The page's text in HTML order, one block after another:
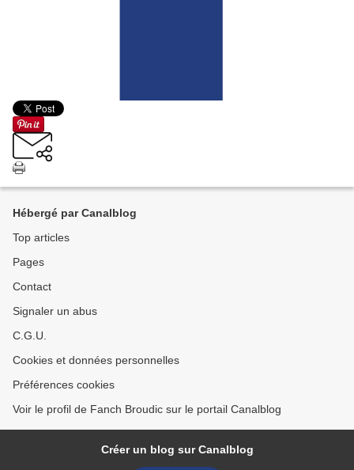
Hébergé par Canalblog
Top articles
Pages
Contact
Signaler un abus
C.G.U.
Cookies et données personnelles
Préférences cookies
Voir le profil de Fanch Broudic sur le portail Canalblog
Créer un blog sur Canalblog